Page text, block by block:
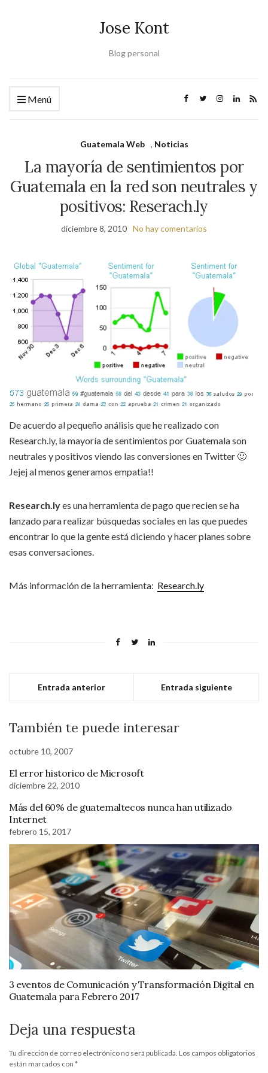
Jose Kont
Blog personal
Menú
Guatemala Web , Noticias
La mayoría de sentimientos por
Guatemala en la red son neutrales y
positivos: Reserach.ly
diciembre 8, 2010 No hay comentarios
De acuerdo al pequeño análisis que he realizado con
Research.ly, la mayoría de sentimientos por Guatemala son
neutrales y positivos viendo las conversiones en Twitter 🙂
Jejej al menos generamos empatia!!
Research.lyes una herramienta de pago que recien se ha
lanzado para realizar búsquedas sociales en las que puedes
encontrar lo que la gente está diciendo y hacer planes sobre
esas conversaciones.
Más información de la herramienta: Research.ly
Entrada anterior Entrada siguiente
También te puede interesar
octubre 10, 2007
El error historico de Microsoft
diciembre 22, 2010
Más del 60% de guatemaltecos nunca han utilizado
Internet
febrero 15, 2017
3 eventos de Comunicación y Transformación Digital en
Guatemala para Febrero 2017
Deja una respuesta
Tu dirección de correo electrónico no será publicada. Los campos obligatorios
están marcados con *